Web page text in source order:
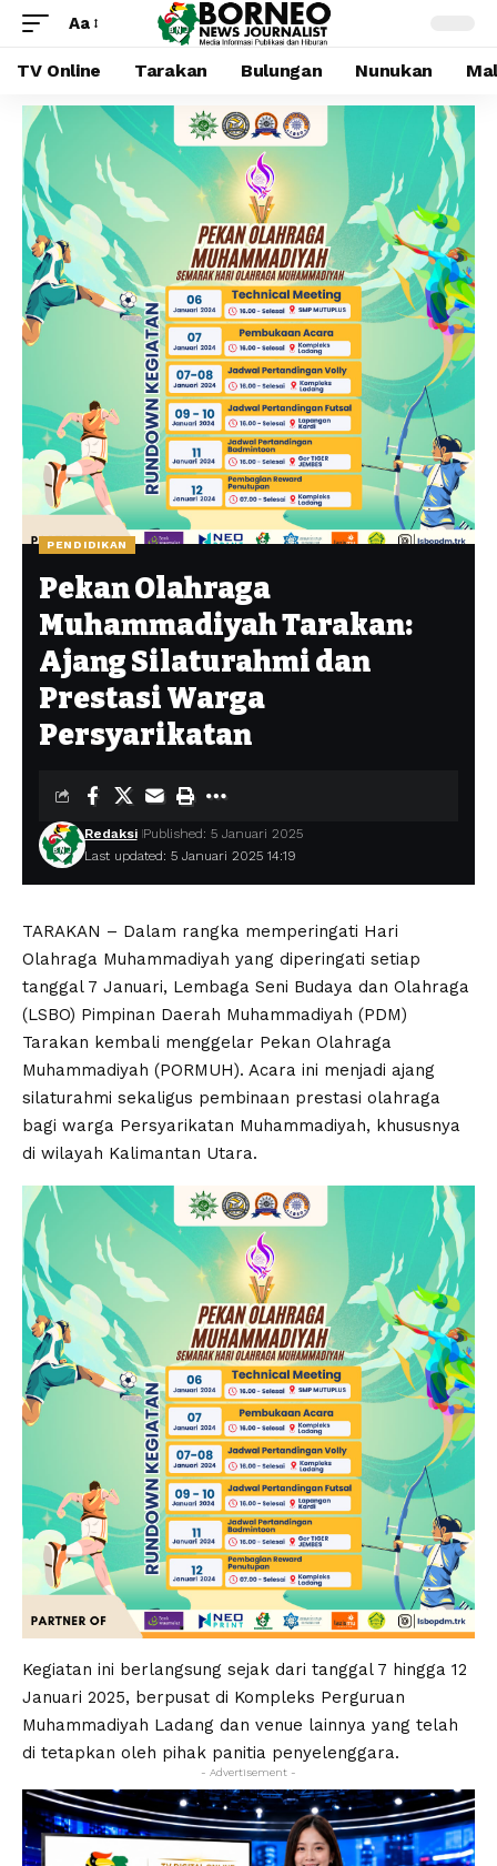
Aa
TV Online Tarakan Bulungan Nunukan
PENDIDIKAN
Pekan Olahraga
Muhammadiyah Tarakan:
Ajang Silaturahmi dan
Prestasi Warga
Persyarikatan
Last updated: 5 Januari 2025 14:19
Redaksi Published: 5 Januari 2025
TARAKAN – Dalam rangka memperingati Hari
Olahraga Muhammadiyah yang diperingati setiap
tanggal 7 Januari, Lembaga Seni Budaya dan Olahraga
(LSBO) Pimpinan Daerah Muhammadiyah (PDM)
Tarakan kembali menggelar Pekan Olahraga
Muhammadiyah (PORMUH). Acara ini menjadi ajang
silaturahmi sekaligus pembinaan prestasi olahraga
bagi warga Persyarikatan Muhammadiyah, khususnya
di wilayah Kalimantan Utara.
Kegiatan ini berlangsung sejak dari tanggal 7 hingga 12
Januari 2025, berpusat di Kompleks Perguruan
Muhammadiyah Ladang dan venue lainnya yang telah
di tetapkan oleh pihak panitia penyelenggara.
- Advertisement -